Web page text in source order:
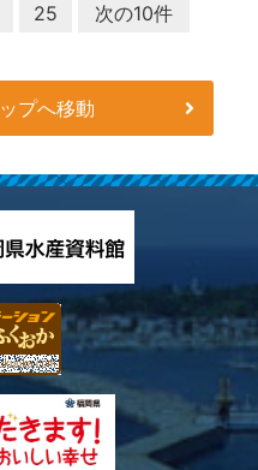
25 次の10件
プへ移動